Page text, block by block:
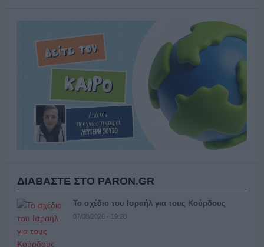
ΔΙΑΒΑΣΤΕ ΣΤΟ PARON.GR
Το σχέδιο του Ισραήλ για τους Κούρδους
07/08/2026 - 19:28